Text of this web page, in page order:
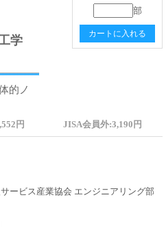
学
的ノ
部
カートに入れる
円 JISA会員外:3,190円
ービス産業協会 エンジニアリング部